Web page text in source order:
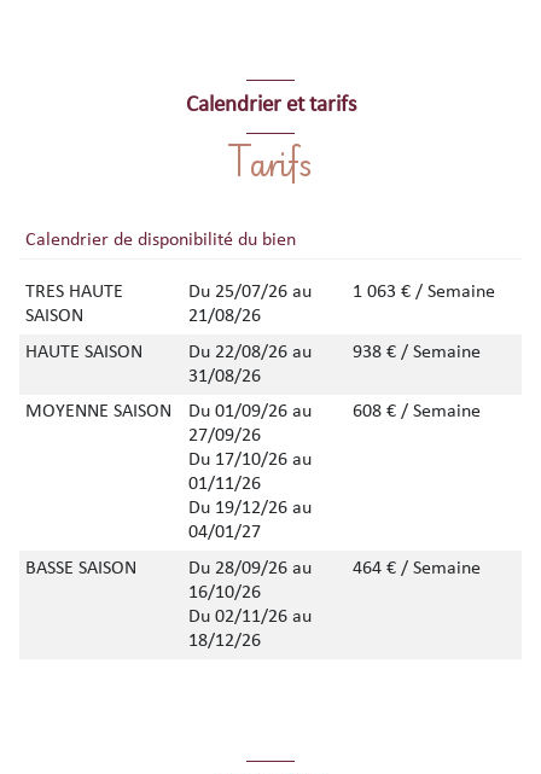
Calendrier et tarifs
Tarifs
Calendrier de disponibilité du bien
TRES HAUTE
SAISON
Du 25/07/26 au
21/08/26
1 063 € / Semaine
HAUTE SAISON
Du 22/08/26 au
31/08/26
938 € / Semaine
MOYENNE SAISON
Du 01/09/26 au
27/09/26
Du 17/10/26 au
01/11/26
Du 19/12/26 au
04/01/27
608 € / Semaine
BASSE SAISON
Du 28/09/26 au
16/10/26
Du 02/11/26 au
18/12/26
464 € / Semaine